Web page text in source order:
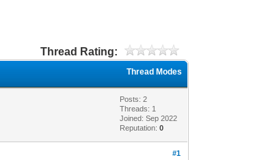
Thread Rating:
Thread Modes
Posts: 2
Threads: 1
Joined: Sep 2022
Reputation:0
#1